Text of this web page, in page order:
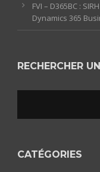
FVI – D365BC :
Dynamics 365
RECHERCHER
CATÉGORIES